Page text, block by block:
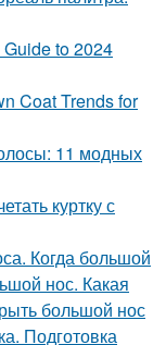
to 2024
Coat Trends for
11 модных
куртку с
Когда большой
нос. Какая
большой нос
Подготовка